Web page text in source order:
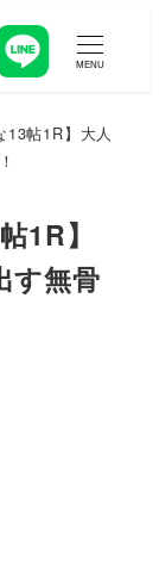
MENU
帖1R】大人
1R】
す無骨